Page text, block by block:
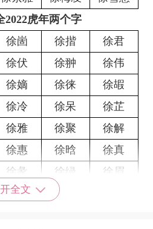
2022虎年两个字
徐崮 徐揩
徐君
徐伏 徐翀
徐伟
徐嫡 徐徕
徐嘏
徐冷 徐呆
徐芷
徐雅 徐聚
徐解
徐惠 徐晗
徐真
徐彖 徐绿
徐眉
徐挽 徐秋
全文